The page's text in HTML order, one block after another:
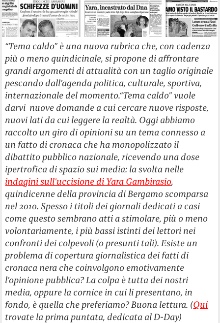
“Tema caldo” è una nuova rubrica che, con cadenza
più o meno quindicinale, si propone di affrontare
grandi argomenti di attualità con un taglio originale
pescando dall’agenda politica, culturale, sportiva,
internazionale del momento.“Tema caldo” vuole
darvi nuove domande a cui cercare nuove risposte,
nuovi lati da cui leggere la realtà. Oggi abbiamo
raccolto un giro di opinioni su un tema connesso a
un fatto di cronaca che ha monopolizzato il
dibattito pubblico nazionale, ricevendo una dose
ipertrofica di spazio sui media: la svolta nelle
indagini sull’uccisione di Yara Gambirasio,
quindicenne della provincia di Bergamo scomparsa
nel 2010. Spesso i titoli dei giornali dedicati a casi
come questo sembrano atti a stimolare, più o meno
volontariamente, i più bassi istinti dei lettori nei
confronti dei colpevoli (o presunti tali). Esiste un
problema di copertura giornalistica dei fatti di
cronaca nera che coinvolgono emotivamente
l’opinione pubblica? La colpa è tutta dei nostri
media, oppure la cornice in cui li presentano, in
fondo, è quella che preferiamo? Buona lettura. (Qui
trovate la prima puntata, dedicata al D-Day)